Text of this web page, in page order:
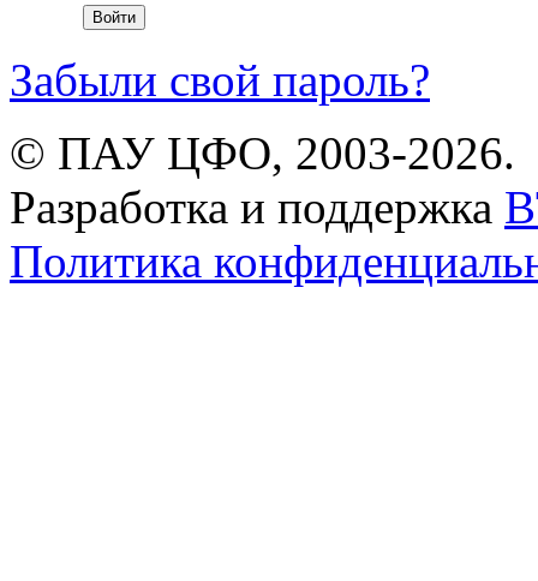
Забыли свой пароль?
© ПАУ ЦФО, 2003-2026.
Разработка и поддержка
Политика